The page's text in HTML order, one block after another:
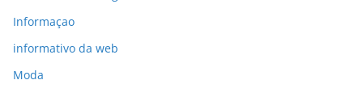
Informaçao
informativo da web
Moda